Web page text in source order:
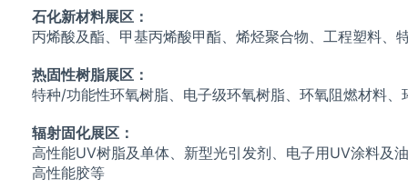
石化新材料展区 ：
丙烯酸及酯、甲基丙烯酸甲酯、烯烃聚合物、工程塑料、
热固性树脂展区 ：
特种/功能性环氧树脂、电子级环氧树脂、环氧阻燃材料
辐射固化展区 ：
高性能UV树脂及单体、新型光引发剂、电子用UV涂料及
高性能胶等